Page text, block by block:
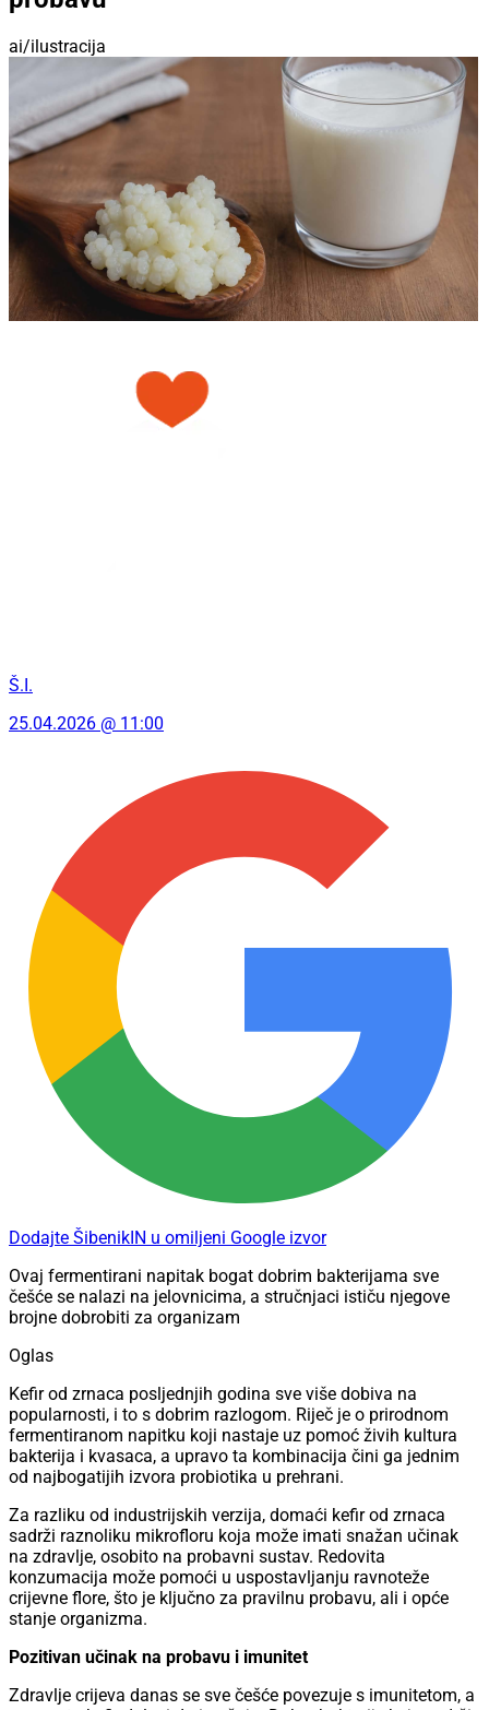
ai/ilustracija
Š.I.
25.04.2026 @ 11:00
Dodajte ŠibenikIN u omiljeni Google izvor
Ovaj fermentirani napitak bogat dobrim bakterijama sve
češće se nalazi na jelovnicima, a stručnjaci ističu njegove
brojne dobrobiti za organizam
Oglas
Kefir od zrnaca posljednjih godina sve više dobiva na
popularnosti, i to s dobrim razlogom. Riječ je o prirodnom
fermentiranom napitku koji nastaje uz pomoć živih kultura
bakterija i kvasaca, a upravo ta kombinacija čini ga jednim
od najbogatijih izvora probiotika u prehrani.
Za razliku od industrijskih verzija, domaći kefir od zrnaca
sadrži raznoliku mikrofloru koja može imati snažan učinak
na zdravlje, osobito na probavni sustav. Redovita
konzumacija može pomoći u uspostavljanju ravnoteže
crijevne flore, što je ključno za pravilnu probavu, ali i opće
stanje organizma.
Pozitivan učinak na probavu i imunitet
Zdravlje crijeva danas se sve češće povezuje s imunitetom, a